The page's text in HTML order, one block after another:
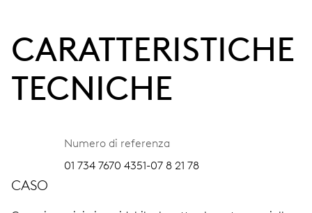
CARATTERISTICHE
TECNICHE
Numero di referenza
01 734 7670 4351-07 8 21 78
CASO